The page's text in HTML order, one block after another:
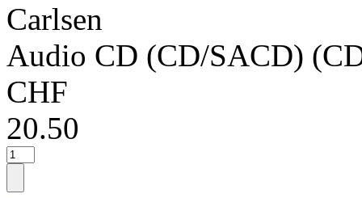
Carlsen
Audio CD (CD/SACD)
CHF
20.50